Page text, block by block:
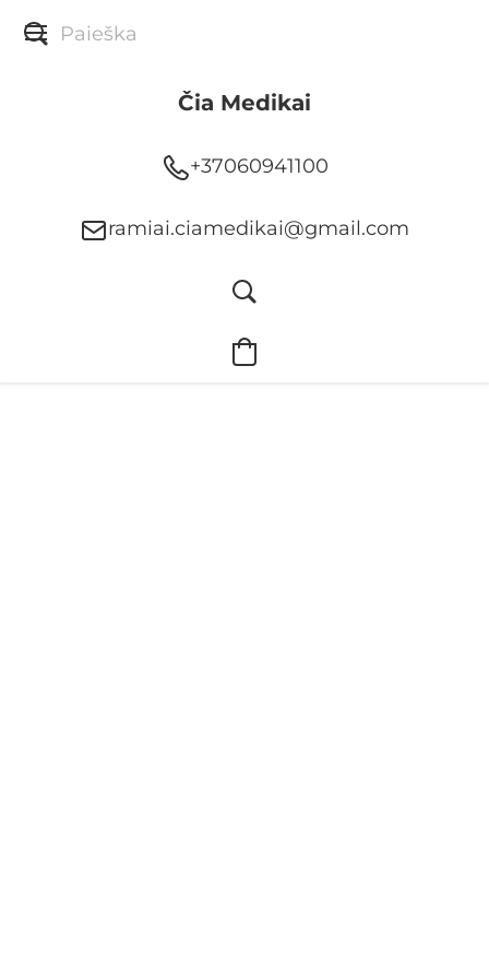
Čia Medikai
+37060941100
ramiai.ciamedikai@gmail.com